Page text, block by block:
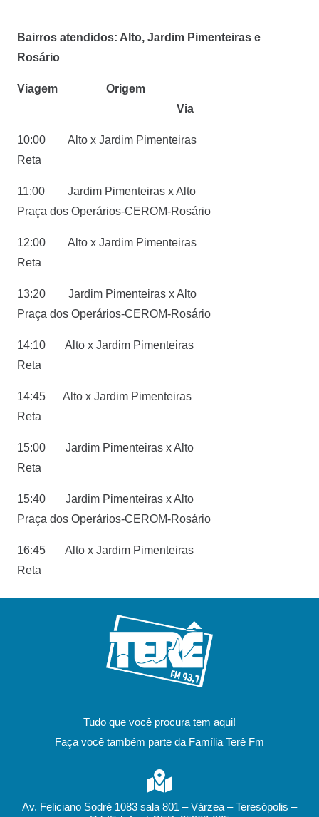
Bairros atendidos: Alto, Jardim Pimenteiras e
Rosário
Viagem Origem
Via
10:00 Alto x Jardim Pimenteiras
Reta
11:00 Jardim Pimenteiras x Alto
Praça dos Operários-CEROM-Rosário
12:00 Alto x Jardim Pimenteiras
Reta
13:20 Jardim Pimenteiras x Alto
Praça dos Operários-CEROM-Rosário
14:10 Alto x Jardim Pimenteiras
Reta
14:45 Alto x Jardim Pimenteiras
Reta
15:00 Jardim Pimenteiras x Alto
Reta
15:40 Jardim Pimenteiras x Alto
Praça dos Operários-CEROM-Rosário
16:45 Alto x Jardim Pimenteiras
Reta
Tudo que você procura tem aqui!
Faça você também parte da Família Terê Fm
Av. Feliciano Sodré 1083 sala 801 – Várzea – Teresópolis –